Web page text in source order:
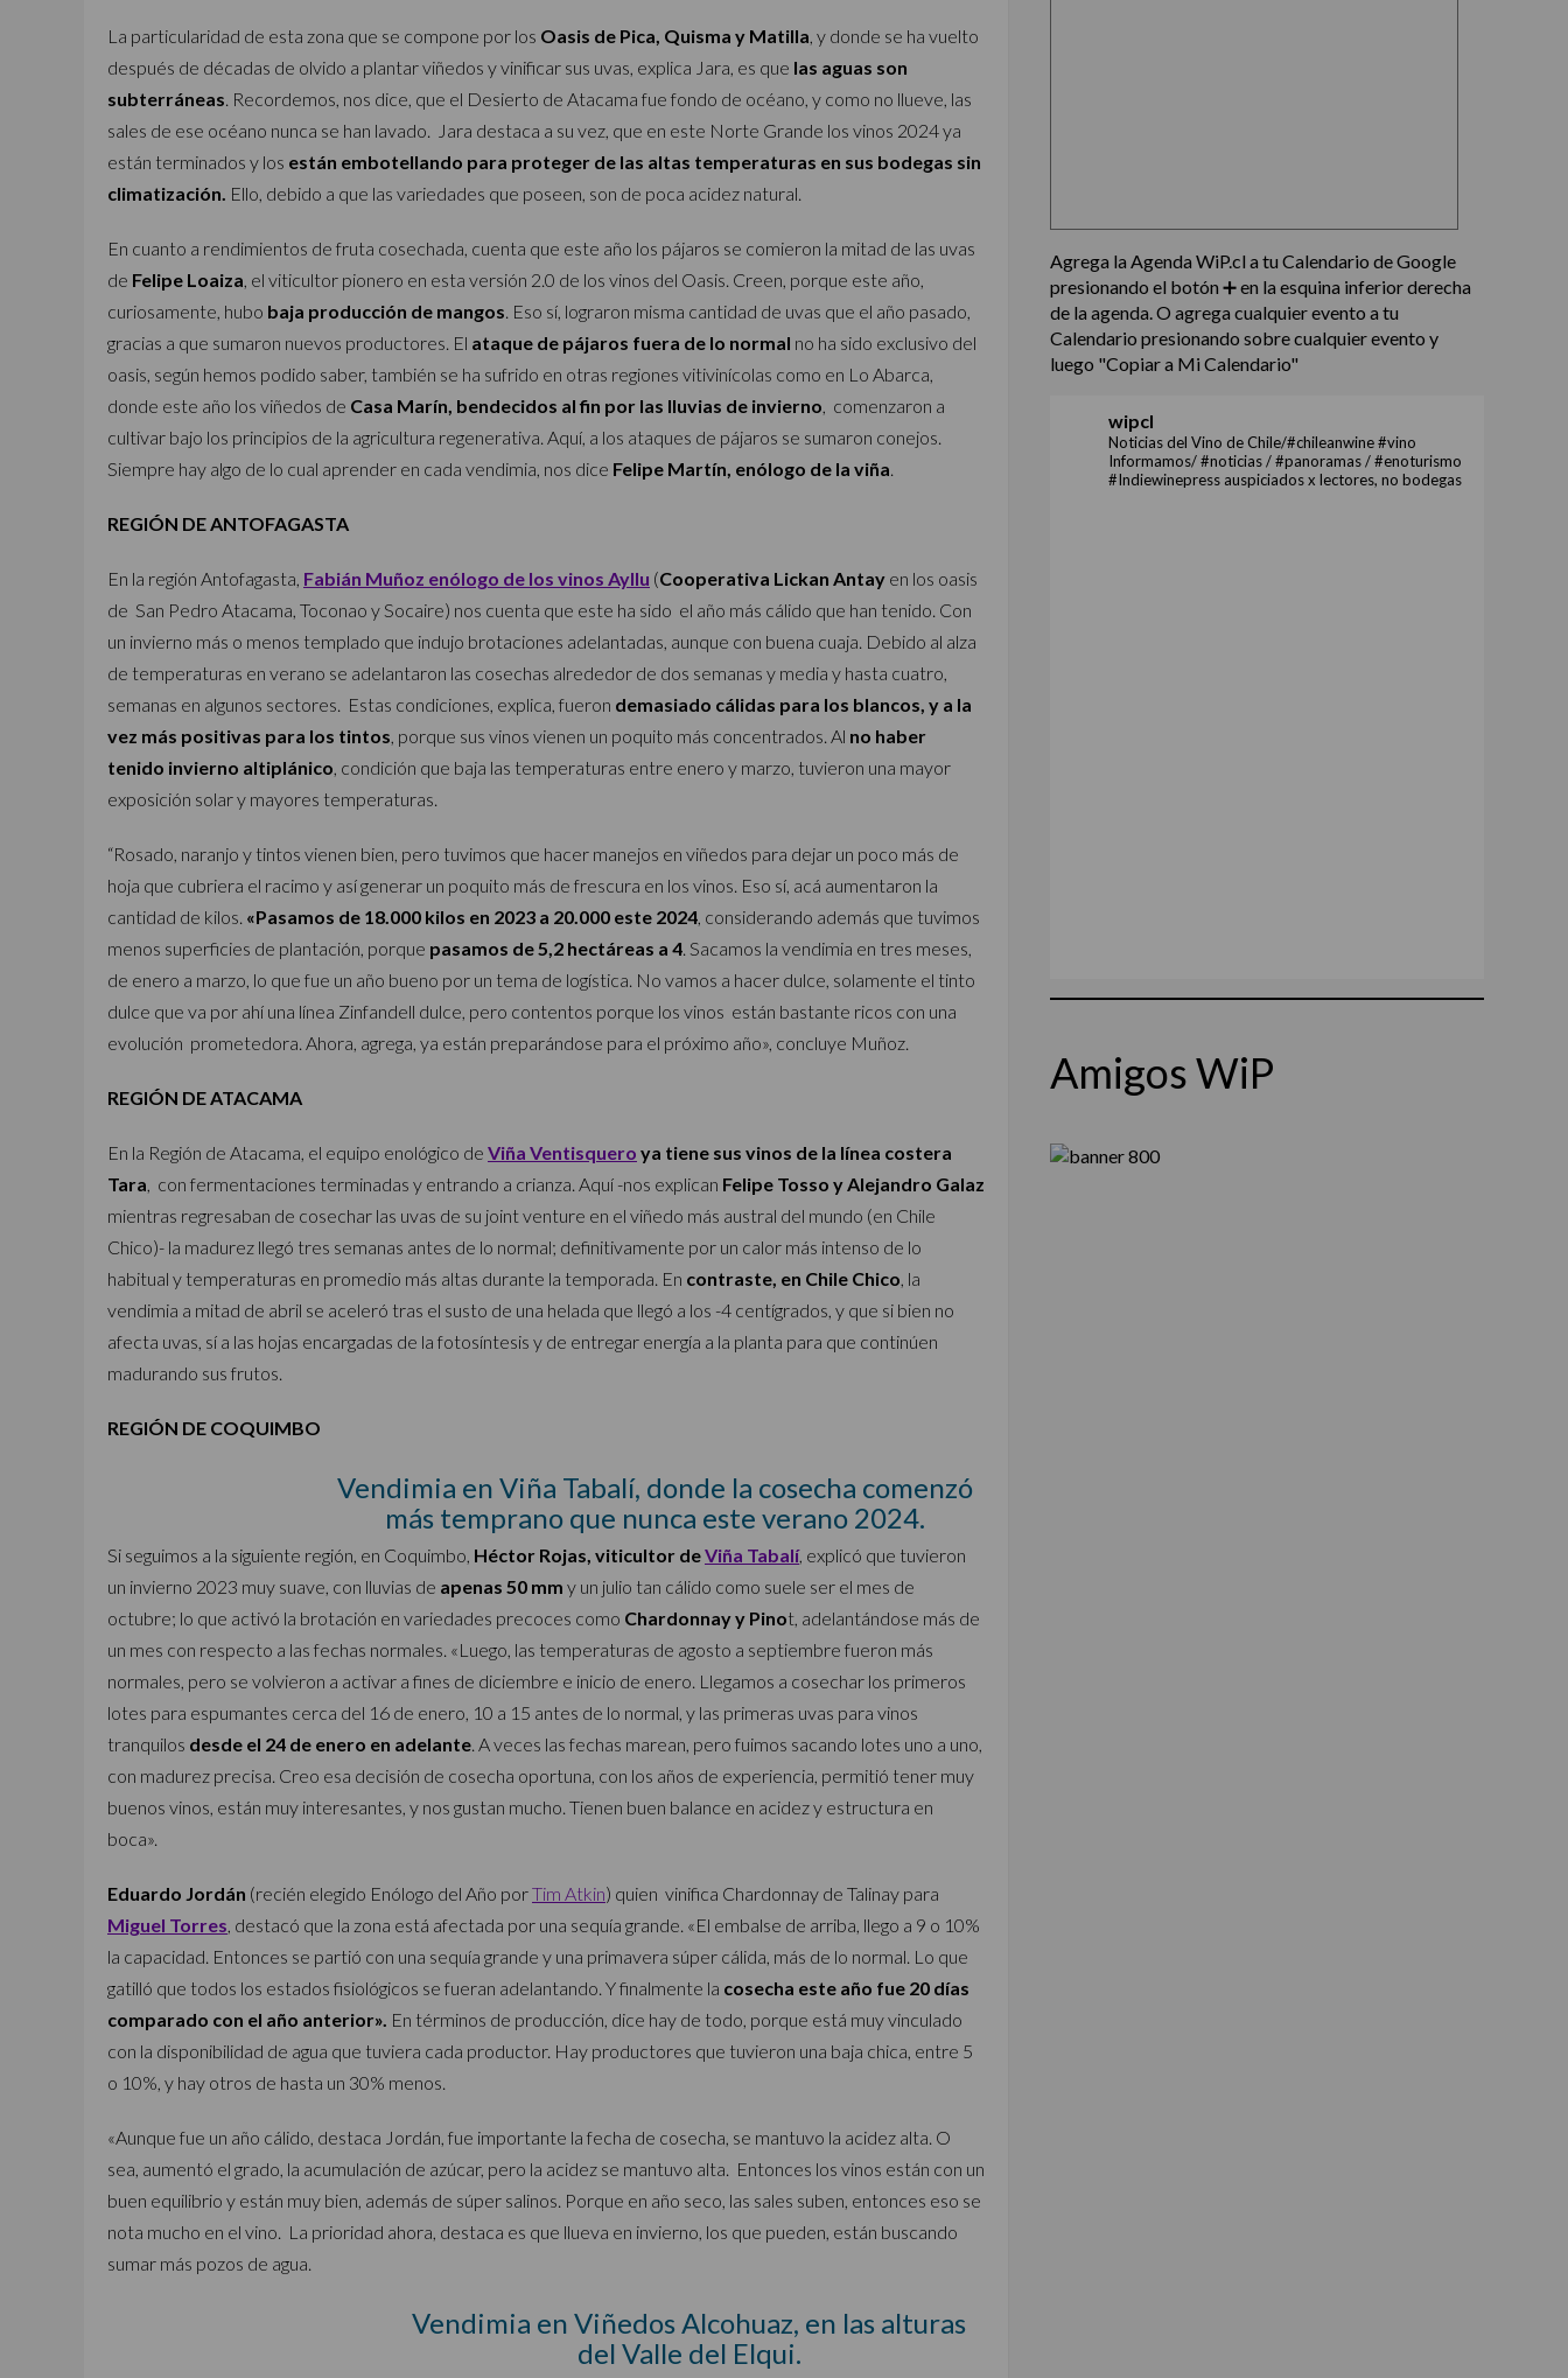
La particularidad de esta zona que se compone por los Oasis de Pica, Quisma y Matilla, y donde se ha vuelto
después de décadas de olvido a plantar viñedos y vinificar sus uvas, explica Jara, es que las aguas son
subterráneas. Recordemos, nos dice, que el Desierto de Atacama fue fondo de océano, y como no llueve, las
sales de ese océano nunca se han lavado. Jara destaca a su vez, que en este Norte Grande los vinos 2024 ya
están terminados y los están embotellando para proteger de las altas temperaturas en sus bodegas sin
climatización. Ello, debido a que las variedades que poseen, son de poca acidez natural.
En cuanto a rendimientos de fruta cosechada, cuenta que este año los pájaros se comieron la mitad de las uvas
de Felipe Loaiza, el viticultor pionero en esta versión 2.0 de los vinos del Oasis. Creen, porque este año,
curiosamente, hubo baja producción de mangos. Eso sí, lograron misma cantidad de uvas que el año pasado,
gracias a que sumaron nuevos productores. El ataque de pájaros fuera de lo normal no ha sido exclusivo del
oasis, según hemos podido saber, también se ha sufrido en otras regiones vitivinícolas como en Lo Abarca,
donde este año los viñedos de Casa Marín, bendecidos al fin por las lluvias de invierno, comenzaron a
cultivar bajo los principios de la agricultura regenerativa. Aquí, a los ataques de pájaros se sumaron conejos.
Siempre hay algo de lo cual aprender en cada vendimia, nos dice Felipe Martín, enólogo de la viña.
REGIÓN DE ANTOFAGASTA
En la región Antofagasta, Fabián Muñoz enólogo de los vinos Ayllu (Cooperativa Lickan Antay en los oasis
de San Pedro Atacama, Toconao y Socaire) nos cuenta que este ha sido el año más cálido que han tenido. Con
un invierno más o menos templado que indujo brotaciones adelantadas, aunque con buena cuaja. Debido al alza
de temperaturas en verano se adelantaron las cosechas alrededor de dos semanas y media y hasta cuatro,
semanas en algunos sectores. Estas condiciones, explica, fueron demasiado cálidas para los blancos, y a la
vez más positivas para los tintos, porque sus vinos vienen un poquito más concentrados. Al no haber
tenido invierno altiplánico, condición que baja las temperaturas entre enero y marzo, tuvieron una mayor
exposición solar y mayores temperaturas.
“Rosado, naranjo y tintos vienen bien, pero tuvimos que hacer manejos en viñedos para dejar un poco más de
hoja que cubriera el racimo y así generar un poquito más de frescura en los vinos. Eso sí, acá aumentaron la
cantidad de kilos. «Pasamos de 18.000 kilos en 2023 a 20.000 este 2024, considerando además que tuvimos
menos superficies de plantación, porque pasamos de 5,2 hectáreas a 4. Sacamos la vendimia en tres meses,
de enero a marzo, lo que fue un año bueno por un tema de logística. No vamos a hacer dulce, solamente el tinto
dulce que va por ahí una línea Zinfandell dulce, pero contentos porque los vinos están bastante ricos con una
evolución prometedora. Ahora, agrega, ya están preparándose para el próximo año», concluye Muñoz.
REGIÓN DE ATACAMA
En la Región de Atacama, el equipo enológico de Viña Ventisquero ya tiene sus vinos de la línea costera
Tara, con fermentaciones terminadas y entrando a crianza. Aquí -nos explican Felipe Tosso y Alejandro Galaz
mientras regresaban de cosechar las uvas de su joint venture en el viñedo más austral del mundo (en Chile
Chico)- la madurez llegó tres semanas antes de lo normal; definitivamente por un calor más intenso de lo
habitual y temperaturas en promedio más altas durante la temporada. En contraste, en Chile Chico, la
vendimia a mitad de abril se aceleró tras el susto de una helada que llegó a los -4 centígrados, y que si bien no
afecta uvas, sí a las hojas encargadas de la fotosíntesis y de entregar energía a la planta para que continúen
madurando sus frutos.
REGIÓN DE COQUIMBO
Vendimia en Viña Tabalí, donde la cosecha comenzó
más temprano que nunca este verano 2024.
Si seguimos a la siguiente región, en Coquimbo, Héctor Rojas, viticultor deViña Tabalí, explicó que tuvieron
un invierno 2023 muy suave, con lluvias de apenas 50 mm y un julio tan cálido como suele ser el mes de
octubre; lo que activó la brotación en variedades precoces como Chardonnay y Pinot, adelantándose más de
un mes con respecto a las fechas normales. «Luego, las temperaturas de agosto a septiembre fueron más
normales, pero se volvieron a activar a fines de diciembre e inicio de enero. Llegamos a cosechar los primeros
lotes para espumantes cerca del 16 de enero, 10 a 15 antes de lo normal, y las primeras uvas para vinos
tranquilos desde el 24 de enero en adelante. A veces las fechas marean, pero fuimos sacando lotes uno a uno,
con madurez precisa. Creo esa decisión de cosecha oportuna, con los años de experiencia, permitió tener muy
buenos vinos, están muy interesantes, y nos gustan mucho. Tienen buen balance en acidez y estructura en
boca».
Eduardo Jordán (recién elegido Enólogo del Año porTim Atkin) quien vinifica Chardonnay de Talinay para
Miguel Torres, destacó que la zona está afectada por una sequía grande. «El embalse de arriba, llego a 9 o 10%
la capacidad. Entonces se partió con una sequía grande y una primavera súper cálida, más de lo normal. Lo que
gatilló que todos los estados fisiológicos se fueran adelantando. Y finalmente la cosecha este año fue 20 días
comparado con el año anterior». En términos de producción, dice hay de todo, porque está muy vinculado
con la disponibilidad de agua que tuviera cada productor. Hay productores que tuvieron una baja chica, entre 5
o 10%, y hay otros de hasta un 30% menos.
«Aunque fue un año cálido, destaca Jordán, fue importante la fecha de cosecha, se mantuvo la acidez alta. O
sea, aumentó el grado, la acumulación de azúcar, pero la acidez se mantuvo alta. Entonces los vinos están con un
buen equilibrio y están muy bien, además de súper salinos. Porque en año seco, las sales suben, entonces eso se
nota mucho en el vino. La prioridad ahora, destaca es que llueva en invierno, los que pueden, están buscando
sumar más pozos de agua.
Vendimia en Viñedos Alcohuaz, en las alturas
del Valle del Elqui.
Agrega la Agenda WiP.cl a tu Calendario de Google
presionando el botón ➕ en la esquina inferior derecha
de la agenda. O agrega cualquier evento a tu
Calendario presionando sobre cualquier evento y
luego "Copiar a Mi Calendario"
wipcl
Noticias del Vino de Chile/#chileanwine #vino
Informamos/ #noticias / #panoramas / #enoturismo
#Indiewinepress auspiciados x lectores, no bodegas
Amigos WiP